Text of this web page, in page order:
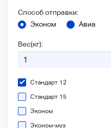
Способ отправки:
Эконом
Авиа
Вес(кг):
Стандарт 12
Стандарт 15
Эконом
Эконом-муз